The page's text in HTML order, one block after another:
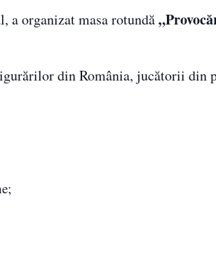
a organizat masa rotundă
din România, jucătorii din